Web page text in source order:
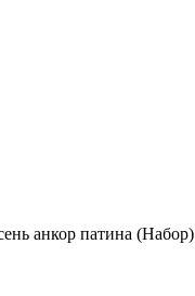
анкор патина (Набор)